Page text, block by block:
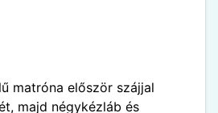
matróna először szájjal
majd négykézláb és